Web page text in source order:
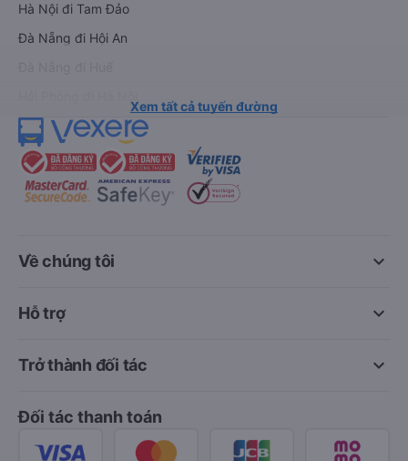
Hà Nội đi Tam Đảo
Đà Nẵng đi Hội An
Xem tất cả tuyến đường
keyboard_arrow_down
Về chúng tôi
keyboard_arrow_down
Hỗ trợ
keyboard_arrow_down
Trở thành đối tác
Đối tác thanh toán